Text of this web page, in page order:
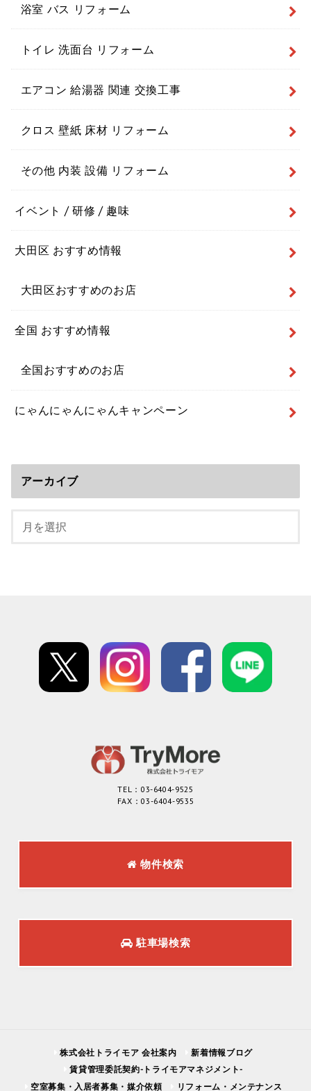
浴室 バス リフォーム
トイレ 洗面台 リフォーム
エアコン 給湯器 関連 交換工事
クロス 壁紙 床材 リフォーム
その他 内装 設備 リフォーム
イベント / 研修 / 趣味
大田区 おすすめ情報
大田区おすすめのお店
全国 おすすめ情報
全国おすすめのお店
にゃんにゃんにゃんキャンペーン
アーカイブ
TEL：03-6404-9525
FAX：03-6404-9535
物件検索
駐車場検索
株式会社トライモア 会社案内
新着情報ブログ
賃貸管理委託契約-トライモアマネジメント-
空室募集・入居者募集・媒介依頼
リフォーム・メンテナンス